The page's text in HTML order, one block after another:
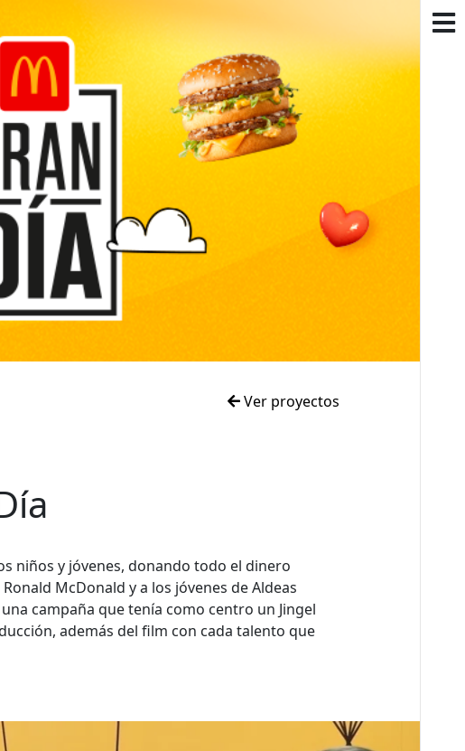
Ver proyectos
niños y jóvenes, donando todo el dinero
McDonald y a los jóvenes de Aldeas
campaña que tenía como centro un Jingel
además del film con cada talento que